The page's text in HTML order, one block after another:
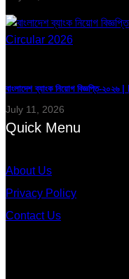
বাংলাদেশ ব্যাংক নিয়োগ
July 11, 2026
Quick Menu
About Us
Privacy Policy
Contact Us